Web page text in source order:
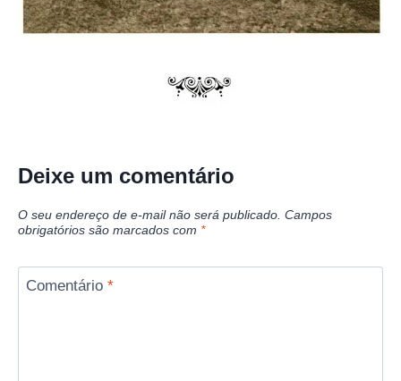
Deixe um comentário
O seu endereço de e-mail não será publicado. Campos
obrigatórios são marcados com *
Comentário *